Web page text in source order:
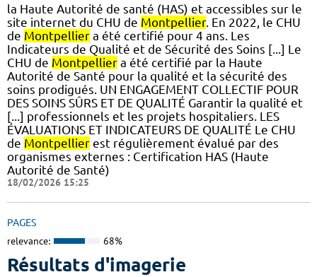
la Haute Autorité de santé (HAS) et accessibles sur le
site internet du CHU de Montpellier. En 2022, le CHU
de Montpellier a été certifié pour 4 ans. Les
Indicateurs de Qualité et de Sécurité des Soins [...] Le
CHU de Montpellier a été certifié par la Haute
Autorité de Santé pour la qualité et la sécurité des
soins prodigués. UN ENGAGEMENT COLLECTIF POUR
DES SOINS SÛRS ET DE QUALITÉ Garantir la qualité et
[...] professionnels et les projets hospitaliers. LES
ÉVALUATIONS ET INDICATEURS DE QUALITÉ Le CHU
de Montpellier est régulièrement évalué par des
organismes externes : Certification HAS (Haute
Autorité de Santé)
18/02/2026 15:25
PAGES
relevance: 68%
Résultats d'imagerie